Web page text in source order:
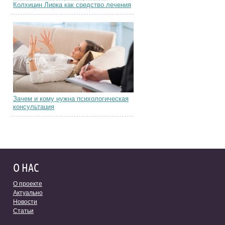
Колхицин Лирка как средство лечения
Зачем и кому нужна психологическая
консультация
О НАС
О проекте
Актуально
Новости
Статьи